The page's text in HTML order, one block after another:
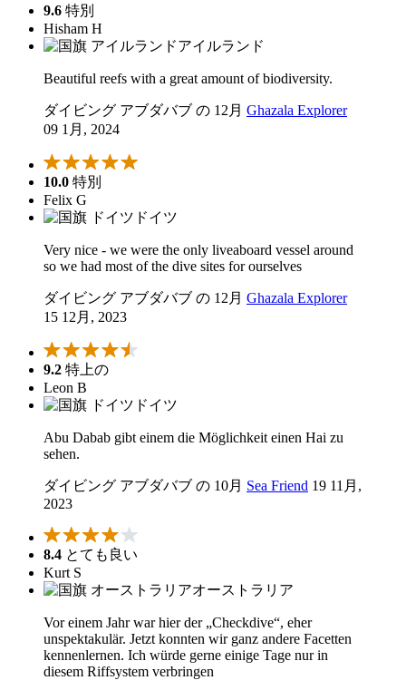
9.6 特別
Hisham H
アイルランド
Beautiful reefs with a great amount of biodiversity.
ダイビング アブダバブ の 12月 Ghazala Explorer
09 1月, 2024
10.0 特別
Felix G
ドイツ
Very nice - we were the only liveaboard vessel around
so we had most of the dive sites for ourselves
ダイビング アブダバブ の 12月 Ghazala Explorer
15 12月, 2023
9.2 特上の
Leon B
ドイツ
Abu Dabab gibt einem die Möglichkeit einen Hai zu
sehen.
ダイビング アブダバブ の 10月 Sea Friend 19 11月,
2023
8.4 とても良い
Kurt S
オーストラリア
Vor einem Jahr war hier der „Checkdive“, eher
unspektakulär. Jetzt konnten wir ganz andere Facetten
kennenlernen. Ich würde gerne einige Tage nur in
diesem Riffsystem verbringen